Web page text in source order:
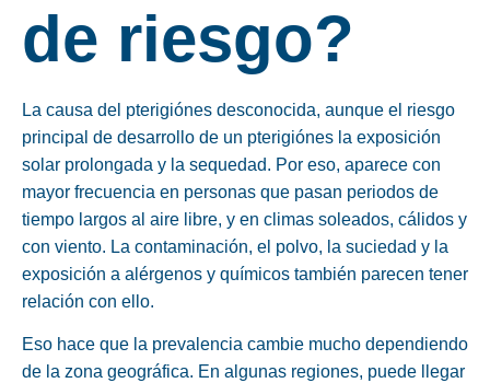
de riesgo?
La causa del pterigiónes desconocida, aunque el riesgo
principal de desarrollo de un pterigiónes la exposición
solar prolongada y la sequedad. Por eso, aparece con
mayor frecuencia en personas que pasan periodos de
tiempo largos al aire libre, y en climas soleados, cálidos y
con viento. La contaminación, el polvo, la suciedad y la
exposición a alérgenos y químicos también parecen tener
relación con ello.
Eso hace que la prevalencia cambie mucho dependiendo
de la zona geográfica. En algunas regiones, puede llegar